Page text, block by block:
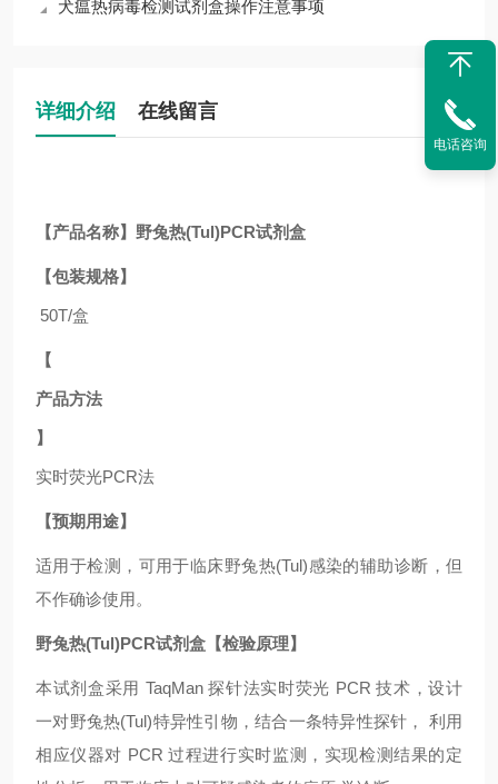
犬瘟热病毒检测试剂盒操作注意事项
详细介绍 在线留言
【产品名称】野兔热(Tul)PCR试剂盒
【包装规格】
50T/盒
【
产品方法
】
实时荧光PCR法
【预期用途】
适用于检测，可用于临床野兔热(Tul)感染的辅助诊断，但
不作确诊使用。
野兔热(Tul)PCR试剂盒【检验原理】
本试剂盒采用 TaqMan 探针法实时荧光 PCR 技术，设计
一对野兔热(Tul)特异性引物，结合一条特异性探针，
利用
相应仪器对 PCR 过程进行实时监测，实现检测结果的定
电话咨询